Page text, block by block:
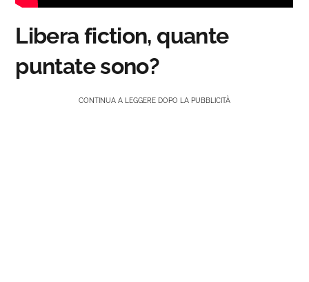
Libera fiction, quante
puntate sono?
CONTINUA A LEGGERE DOPO LA PUBBLICITÀ